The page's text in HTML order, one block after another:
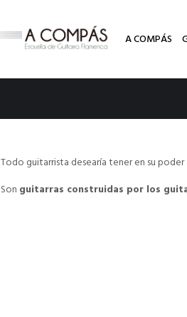
A COMPÁS
Todo guitarrista desearía tener en su
Son guitarras construidas por los